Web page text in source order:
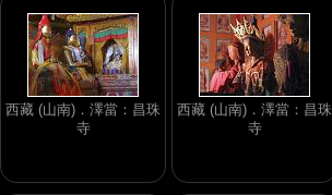
西藏 (山南)．澤當：昌珠
寺
西藏 (山南)．澤當：昌珠
寺